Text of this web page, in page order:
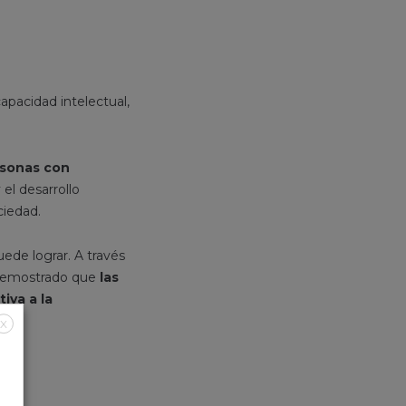
intelectual,
con
desarrollo
lograr. A través
que las
a la
X